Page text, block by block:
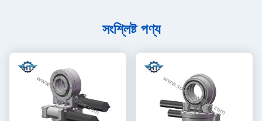
সংশ্লিষ্ট পণ্য